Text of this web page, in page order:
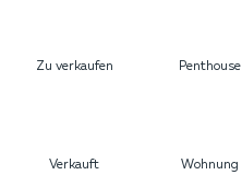
Zu verkaufen Penthouse
Verkauft Wohnung